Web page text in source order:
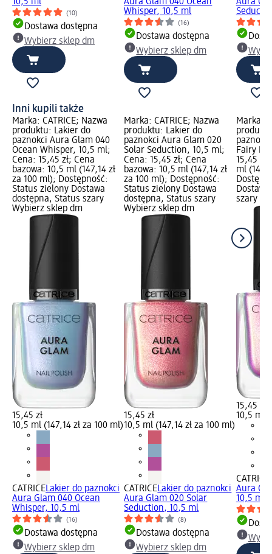
10,5 ml
(10)
Dostawa dostępna
Wybierz sklep dm
Aura Glam 040 Ocean
Whisper, 10,5 ml
(16)
Dostawa dostępna
Wybierz sklep dm
Aura
Inni kupili także
Marka: CATRICE; Nazwa
produktu: Lakier do
paznokci Aura Glam 040
Ocean Whisper, 10,5 ml;
Cena: 15,45 zł; Cena
bazowa: 10,5 ml (147,14 zł
za 100 ml); Dostępność:
Status zielony Dostawa
dostępna, Status szary
Wybierz sklep dm
15,45 zł
10,5 ml (147,14 zł za 100 ml)
CATRICELakier do paznokci
Aura Glam 040 Ocean
Whisper, 10,5 ml
(16)
Dostawa dostępna
Wybierz sklep dm
Marka: CATRICE; Nazwa
produktu: Lakier do
paznokci Aura Glam 020
Solar Seduction, 10,5 ml;
Cena: 15,45 zł; Cena
bazowa: 10,5 ml (147,14 zł
za 100 ml); Dostępność:
Status zielony Dostawa
dostępna, Status szary
Wybierz sklep dm
15,45 zł
10,5 ml (147,14 zł za 100 ml)
CATRICELakier do paznokci
Aura Glam 020 Solar
Seduction, 10,5 ml
(8)
Dostawa dostępna
Wybierz sklep dm
Marka:
Fairy
15,45
ml
szary
15,45 zł
10,5 ml
CATRICE
Aura
10,5 ml